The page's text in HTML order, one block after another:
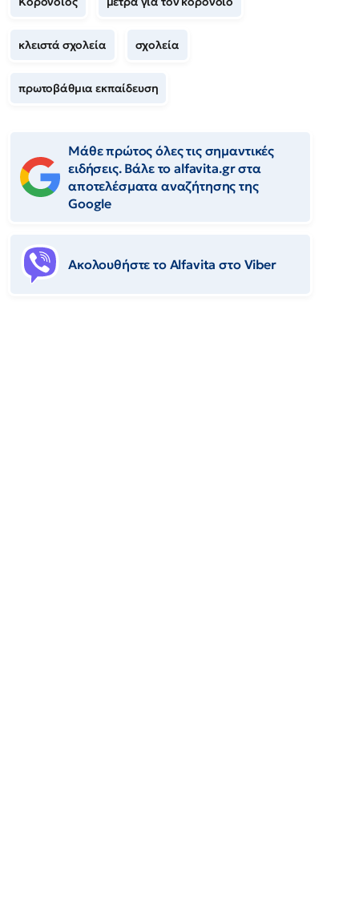
κλειστά σχολεία σχολεία
πρωτοβάθμια εκπαίδευση
Μάθε πρώτος όλες τις σημαντικές
ειδήσεις. Βάλε το alfavita.gr στα
αποτελέσματα αναζήτησης της
Google
Ακολουθήστε το Αlfavita στο Viber